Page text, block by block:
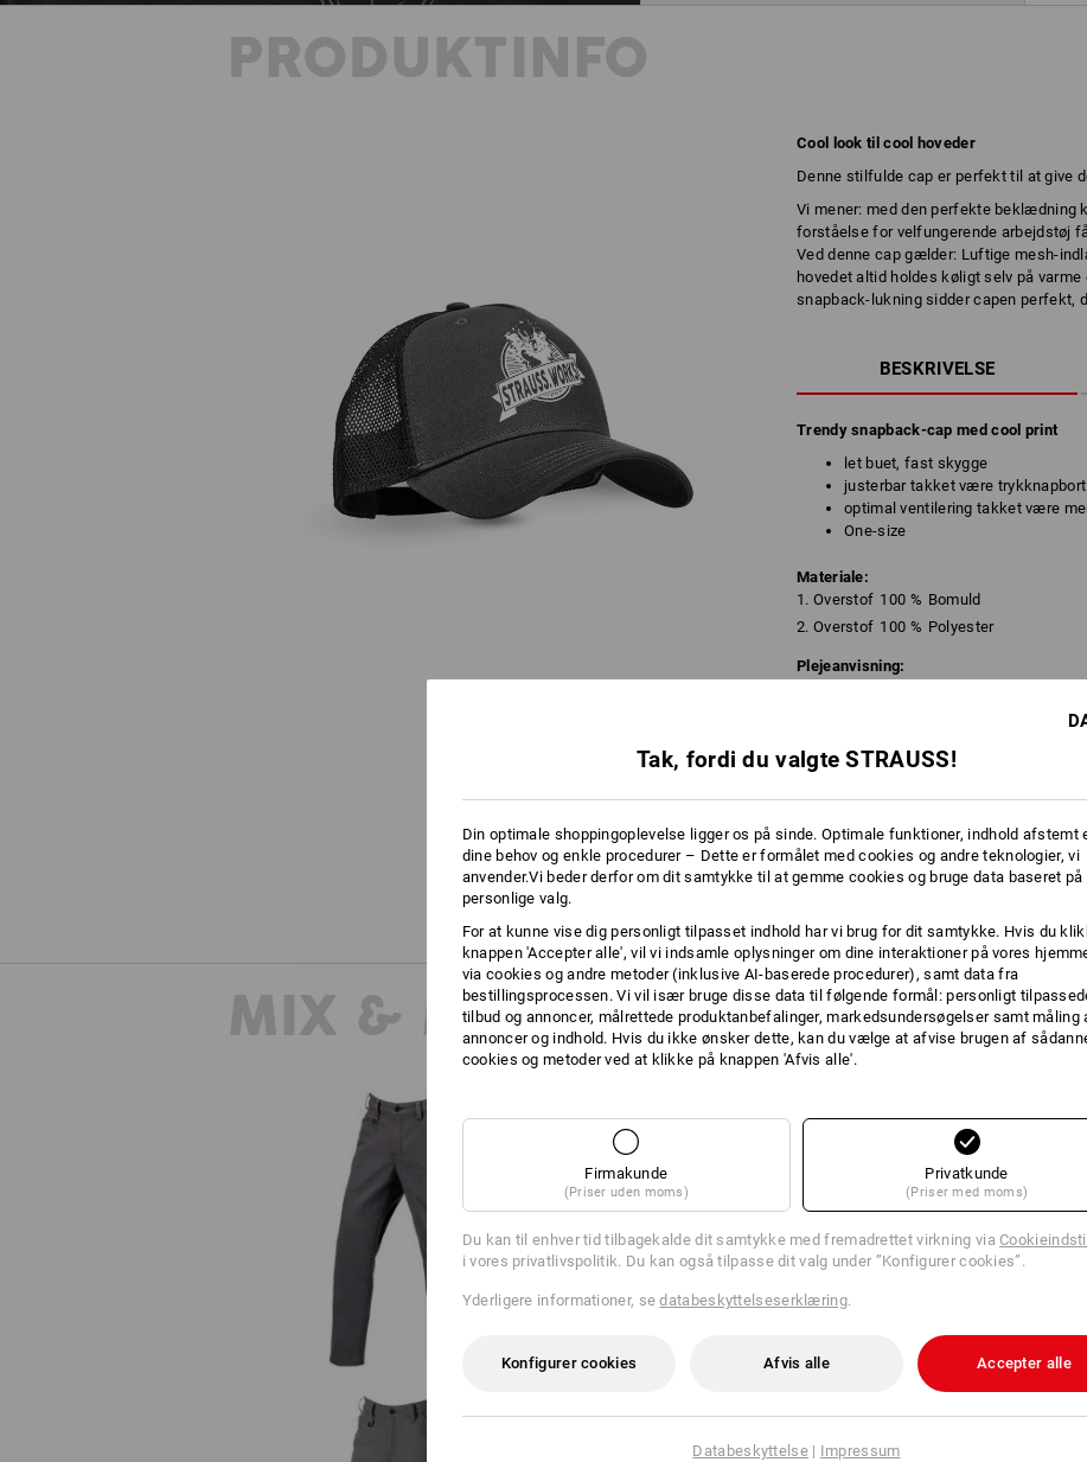
PRODUKTINFO
Cool look til cool hoveder
Denne stilfulde cap er perfekt til at give
Vi mener: med den perfekte beklædning
forståelse for velfungerende arbejdstøj
Ved denne cap gælder: Luftige mesh-
hovedet altid holdes køligt selv på
snapback-lukning sidder capen perfekt,
BESKRIVELSE
Trendy snapback-cap med cool print
let buet, fast skygge
justerbar takket være trykknapbort
optimal ventilering takket være
One-size
Materiale:
1. Overstof 100 % Bomuld
2. Overstof 100 % Polyester
Plejeanvisning:
Må ikke renses kemisk
MIX & MATCH
Bukser e.s.iconic Shorts e.s.iconic
Tak, fordi du valgte STRAUSS!
Din optimale shoppingoplevelse ligger os på sinde. Optimale funktioner, indhold afstemt
dine behov og enkle procedurer – Dette er formålet med cookies og andre teknologier, vi
anvender.Vi beder derfor om dit samtykke til at gemme cookies og bruge data baseret på
personlige valg.
For at kunne vise dig personligt tilpasset indhold har vi brug for dit samtykke. Hvis du
knappen 'Accepter alle', vil vi indsamle oplysninger om dine interaktioner på vores
via cookies og andre metoder (inklusive AI-baserede procedurer), samt data fra
bestillingsprocessen. Vi vil især bruge disse data til følgende formål: personligt
tilbud og annoncer, målrettede produktanbefalinger, markedsundersøgelser samt måling
annoncer og indhold. Hvis du ikke ønsker dette, kan du vælge at afvise brugen af
cookies og metoder ved at klikke på knappen 'Afvis alle'.
Firmakunde
(Priser uden moms)
Privatkunde
(Priser med moms)
Du kan til enhver tid tilbagekalde dit samtykke med fremadrettet virkning via
i vores privatlivspolitik. Du kan også tilpasse dit valg under ”Konfigurer cookies”.
Yderligere informationer, sedatabeskyttelseserklæring.
Konfigurer cookies Afvis alle Accepter alle
Databeskyttelse| Impressum